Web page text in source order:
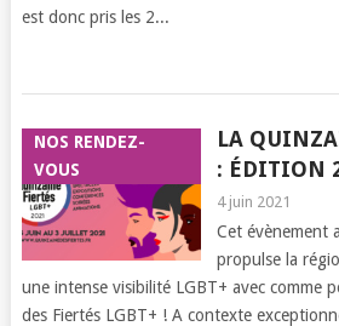
est donc pris les 2...
NOS RENDEZ-
VOUS
LA
: ÉDITION
4 juin 2021
Cet évènement
propulse la
une intense visibilité LGBT+ avec comme
des Fiertés LGBT+ ! A contexte